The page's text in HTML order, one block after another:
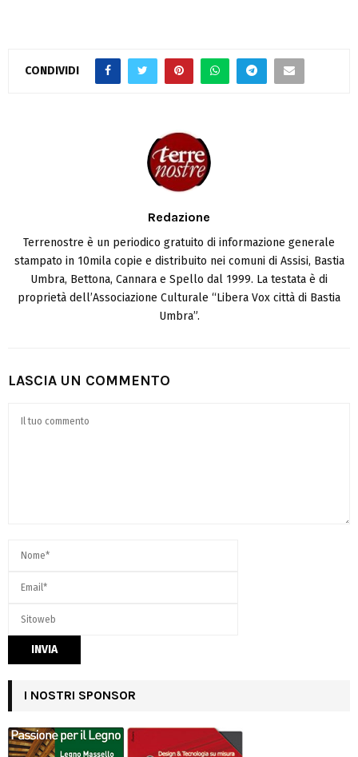
CONDIVIDI
Redazione
Terrenostre è un periodico gratuito di informazione generale
stampato in 10mila copie e distribuito nei comuni di Assisi, Bastia
Umbra, Bettona, Cannara e Spello dal 1999. La testata è di
proprietà dell’Associazione Culturale “Libera Vox città di Bastia
Umbra”.
LASCIA UN COMMENTO
I NOSTRI SPONSOR